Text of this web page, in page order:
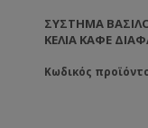
ΣΎΣΤΗΜΑ
ΚΕΛΙΆ ΚΑΦΈ
Κωδικός